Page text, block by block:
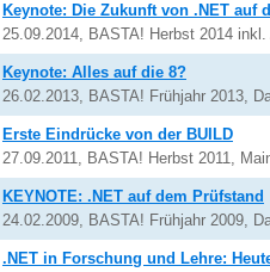
Keynote: Die Zukunft von .NET auf
25.09.2014, BASTA! Herbst 2014
Keynote: Alles auf die 8?
26.02.2013, BASTA! Frühjahr 2013,
Erste Eindrücke von der BUILD
27.09.2011, BASTA! Herbst 2011,
KEYNOTE: .NET auf dem Prüfstand
24.02.2009, BASTA! Frühjahr 2009,
.NET in Forschung und Lehre: